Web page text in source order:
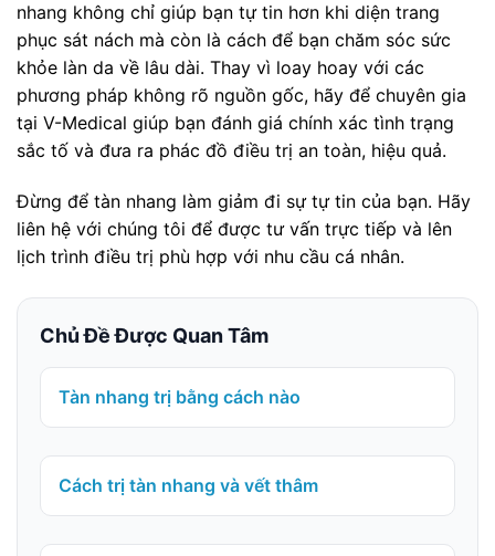
nhang không chỉ giúp bạn tự tin hơn khi diện trang
phục sát nách mà còn là cách để bạn chăm sóc sức
khỏe làn da về lâu dài. Thay vì loay hoay với các
phương pháp không rõ nguồn gốc, hãy để chuyên gia
tại V-Medical giúp bạn đánh giá chính xác tình trạng
sắc tố và đưa ra phác đồ điều trị an toàn, hiệu quả.
Đừng để tàn nhang làm giảm đi sự tự tin của bạn. Hãy
liên hệ với chúng tôi để được tư vấn trực tiếp và lên
lịch trình điều trị phù hợp với nhu cầu cá nhân.
Chủ Đề Được Quan Tâm
Tàn nhang trị bằng cách nào
Cách trị tàn nhang và vết thâm